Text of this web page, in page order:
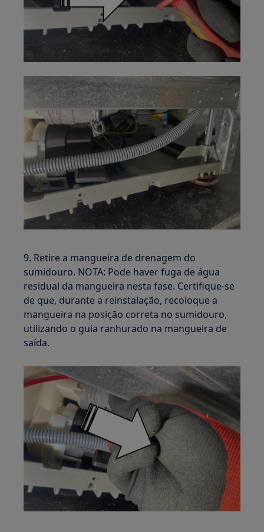
9. Retire a mangueira de drenagem do
sumidouro. NOTA: Pode haver fuga de água
residual da mangueira nesta fase. Certifique-se
de que, durante a reinstalação, recoloque a
mangueira na posição correta no sumidouro,
utilizando o guia ranhurado na mangueira de
saída.